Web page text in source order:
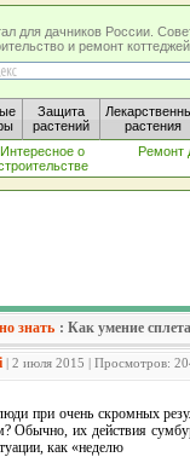
для дачников России.
и ремонт
Защита
растений
растения
Интересное о
Ремонт
знать : Как умение
| 2 июля 2015 | Просмотров:
при очень скромных
Обычно, их действия
как «неделю